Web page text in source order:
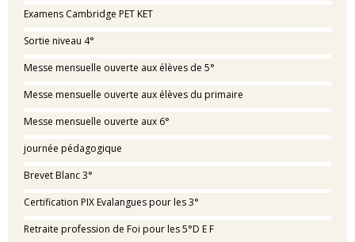
Examens Cambridge PET KET
Sortie niveau 4°
Messe mensuelle ouverte aux élèves de 5°
Messe mensuelle ouverte aux élèves du primaire
Messe mensuelle ouverte aux 6°
journée pédagogique
Brevet Blanc 3°
Certification PIX Evalangues pour les 3°
Retraite profession de Foi pour les 5°D E F